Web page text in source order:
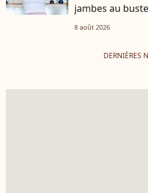
jambes au
8 août 2026
DERNIÈRES